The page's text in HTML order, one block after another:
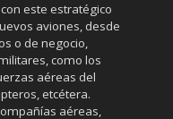
este estratégico
aviones, desde
o de negocio,
como los
aéreas del
etcétera.
aéreas,